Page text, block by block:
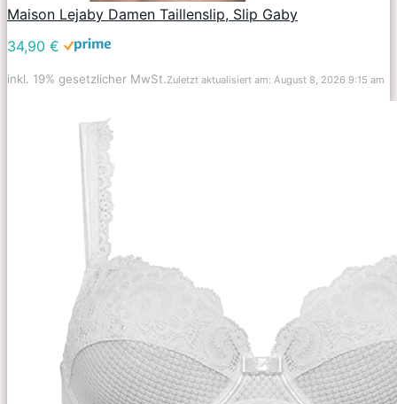
Maison Lejaby Damen Taillenslip, Slip Gaby
34,90 €
inkl. 19% gesetzlicher MwSt.Zuletzt aktualisiert am: August 8, 2026 9:15 am